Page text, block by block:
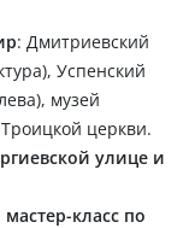
: Дмитриевский
Успенский
музей
церкви.
улице и
класс по